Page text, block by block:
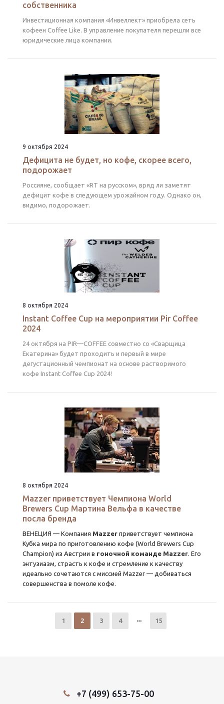
собственника
Инвестиционная компания «Инвеллект» приобрела сеть
кофеен Coffee Like. В управление покупателя перешли все
юридические лица компании.
9 октября 2024
Дефицита не будет, но кофе, скорее всего,
подорожает
Россияне, сообщает «RT на русском», вряд ли заметят
дефицит кофе в следующем урожайном году. Однако он,
видимо, подорожает.
8 октября 2024
Instant Coffee Cup на мероприятии Pir Coffee
2024
24 октября на PIR—COFFEE совместно со «Сварщица
Екатерина» будет проходить и первый в мире
дегустационный чемпионат на основе растворимого
кофе Instant Coffee Cup 2024!
8 октября 2024
Mazzer приветствует Чемпиона World
Brewers Cup Мартина Вельфа в качестве
посла бренда
ВЕНЕЦИЯ — Компания Mazzer приветствует чемпиона
Кубка мира по приготовлению кофе (World Brewers Cup
Champion) из Австрии в гоночной команде Mazzer. Его
энтузиазм, страсть к кофе и стремление к качеству
идеально сочетаются с миссией Mazzer — добиваться
совершенства в помоле кофе.
1 2 3 4 15
+7 (499) 653-75-00